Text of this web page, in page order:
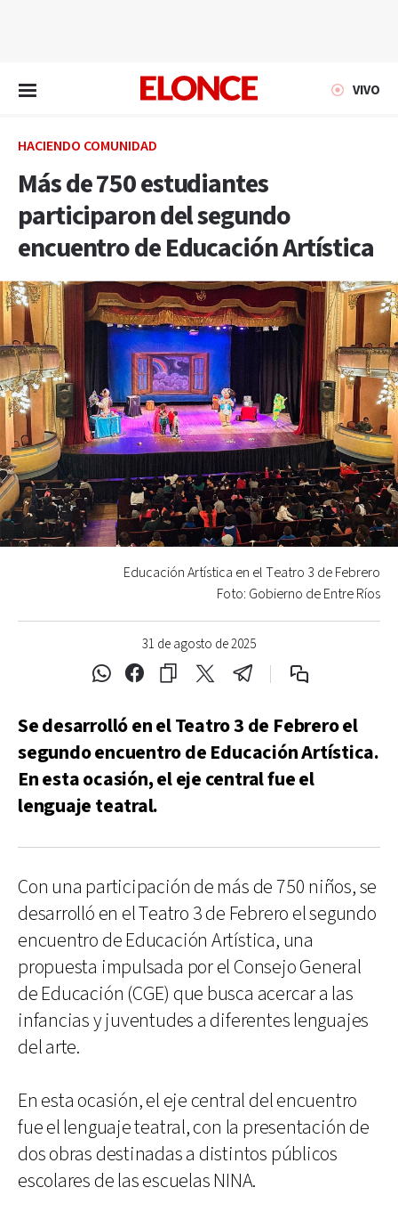
VIVO
HACIENDO COMUNIDAD
Más de 750 estudiantes
participaron del segundo
encuentro de Educación Artística
31 de agosto de 2025
Educación Artística en el Teatro 3 de Febrero
Foto: Gobierno de Entre Ríos
Se desarrolló en el Teatro 3 de Febrero el
segundo encuentro de Educación Artística.
En esta ocasión, el eje central fue el
lenguaje teatral.
Con una participación de más de 750 niños, se
desarrolló en el Teatro 3 de Febrero el segundo
encuentro de Educación Artística, una
propuesta impulsada por el Consejo General
de Educación (CGE) que busca acercar a las
infancias y juventudes a diferentes lenguajes
del arte.
En esta ocasión, el eje central del encuentro
fue el lenguaje teatral, con la presentación de
dos obras destinadas a distintos públicos
escolares de las escuelas NINA.